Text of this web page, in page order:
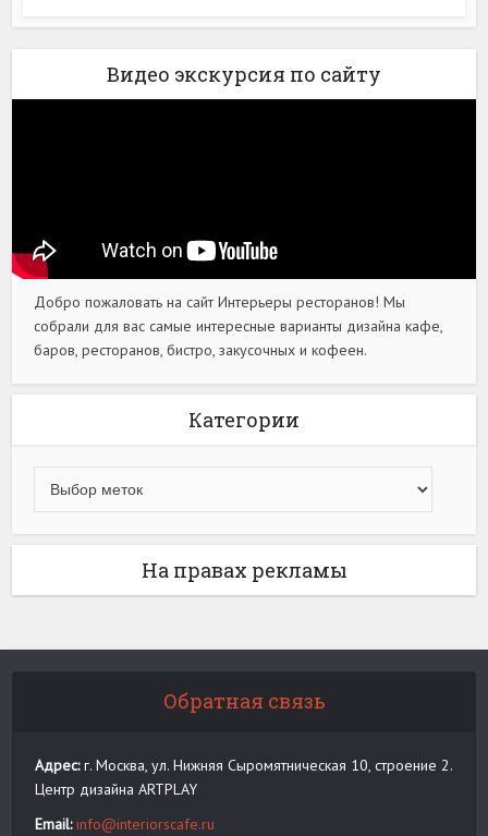
Видео экскурсия по сайту
Добро пожаловать на сайт Интерьеры ресторанов! Мы
собрали для вас самые интересные варианты дизайна кафе,
баров, ресторанов, бистро, закусочных и кофеен.
Категории
На правах рекламы
Обратная связь
Адрес:г. Москва, ул. Нижняя Сыромятническая 10, строение 2.
Центр дизайна ARTPLAY
Email: info@interiorscafe.ru